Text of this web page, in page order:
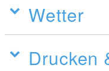
Wetter
Drucken